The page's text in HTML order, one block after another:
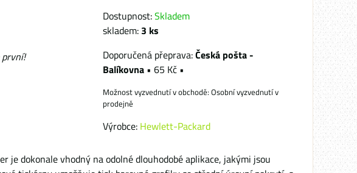
Dostupnost:Skladem
skladem: 3 ks
Česká pošta -
Balíkovna • 65 Kč •
Osobní vyzvednutí v
prodejně
Výrobce: Hewlett-Packard
je dokonale vhodný na odolné dlouhodobé aplikace, jakými jsou